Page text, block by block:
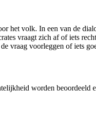
het volk. In een van de
vraagt zich af of iets
vraag voorleggen of iets
worden beoordeeld